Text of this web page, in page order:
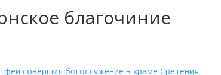
благочиние